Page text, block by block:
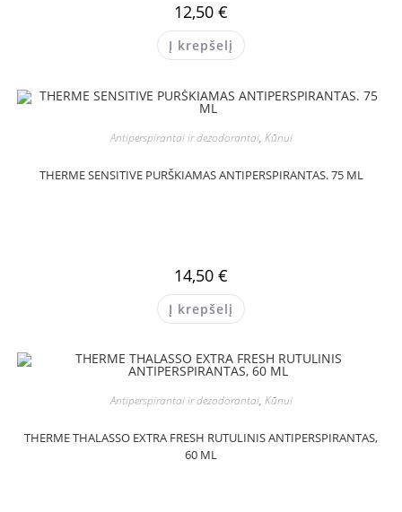
12,50 €
Į krepšelį
Antiperspirantai ir dezodorantai, Kūnui
THERME SENSITIVE PURŠKIAMAS ANTIPERSPIRANTAS. 75 ML
14,50 €
Į krepšelį
Antiperspirantai ir dezodorantai, Kūnui
THERME THALASSO EXTRA FRESH RUTULINIS ANTIPERSPIRANTAS,
60 ML